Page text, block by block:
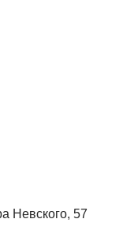
Невского, 57